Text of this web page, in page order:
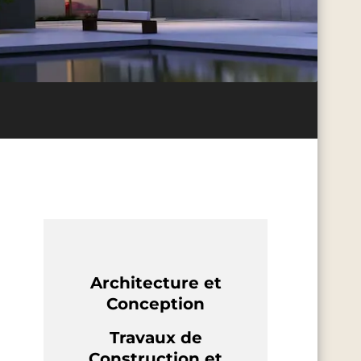
Architecture et
Conception
Travaux de